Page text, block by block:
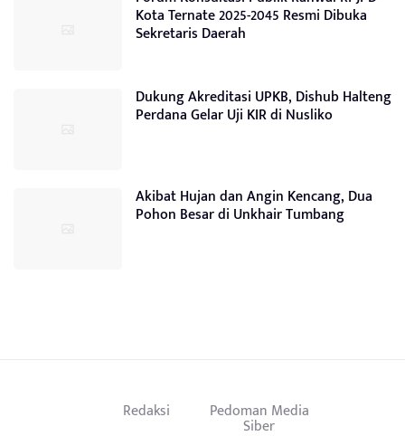
Kota Ternate 2025-2045 Resmi Dibuka
Sekretaris Daerah
Dukung Akreditasi UPKB, Dishub Halteng
Perdana Gelar Uji KIR di Nusliko
Akibat Hujan dan Angin Kencang, Dua
Pohon Besar di Unkhair Tumbang
Redaksi Pedoman Media
Siber